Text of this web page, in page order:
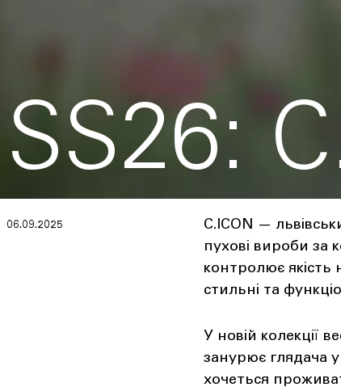
SS26:
06.09.2025
C.ICON —
пухові вироби за
контролює якість
стильні та
У новій колекції
занурює глядача
хочеться